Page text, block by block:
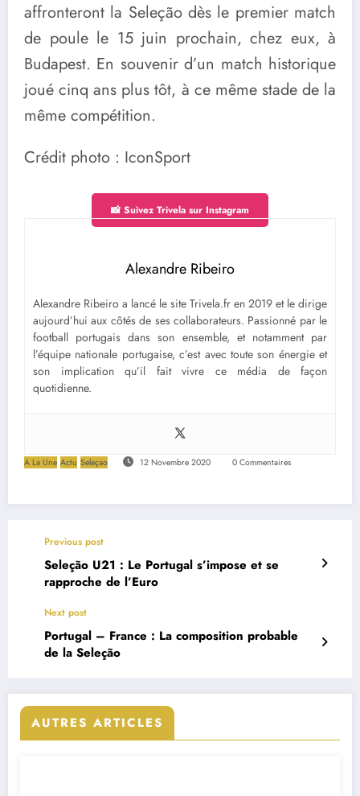
affronteront la Seleção dès le premier match
de poule le 15 juin prochain, chez eux, à
Budapest. En souvenir d’un match historique
joué cinq ans plus tôt, à ce même stade de la
même compétition.
Crédit photo : IconSport
📸 Suivez Trivela sur Instagram
Alexandre Ribeiro
Alexandre Ribeiro a lancé le site Trivela.fr en 2019 et le dirige
aujourd’hui aux côtés de ses collaborateurs. Passionné par le
football portugais dans son ensemble, et notamment par
l’équipe nationale portugaise, c’est avec toute son énergie et
son implication qu’il fait vivre ce média de façon
quotidienne.
A La Une Actu Seleçao 12 Novembre 2020 0 Commentaires
Previous post
Seleção U21 : Le Portugal s’impose et se
rapproche de l’Euro
Next post
Portugal – France : La composition probable
de la Seleção
AUTRES ARTICLES